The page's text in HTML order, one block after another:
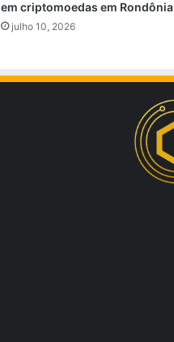
em criptomoedas em Rondônia
julho 10, 2026